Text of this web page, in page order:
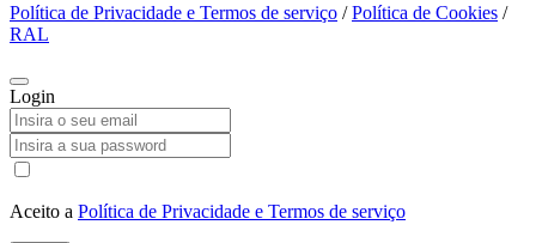
Política de Privacidade e Termos de serviço /Política de Cookies /
RAL
Login
Aceito a Política de Privacidade e Termos de serviço